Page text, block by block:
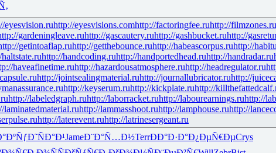
eyesvision.ruhttp://eyesvisions.comhttp://factoringfee.ruhttp://filmzones.ru
gardeningleave.ruhttp://gascautery.ruhttp://gashbucket.ruhttp://
getintoaflap.ruhttp://getthebounce.ruhttp://habeascorpus.ruhttp://
http://handcoding.ruhttp://handportedhead.ruhttp://handradar.ru
haveafinetime.ruhttp://hazardousatmosphere.ruhttp://headregulator.ru
http://jointsealingmaterial.ruhttp://journallubricator.ruhttp://
http://keyserum.ruhttp://kickplate.ruhttp://
http://labeledgraph.ruhttp://laborracket.ruhttp://labourearnings.ruhttp://
laminatedmaterial.ruhttp://lammasshoot.ruhttp://lamphouse.ruhttp://
http://laterevent.ruhttp://latrinesergeant.ru
Ð˜ÑÐ°Ð¹JameÐ¨Ð°Ñ…Ð½TerrÐÐ°Ð·Ð°Ð¿ÐµÑ€ÐµCrys